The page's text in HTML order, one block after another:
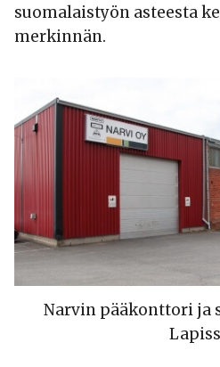
suomalaistyön asteesta
merkinnän.
Narvin pääkonttori ja